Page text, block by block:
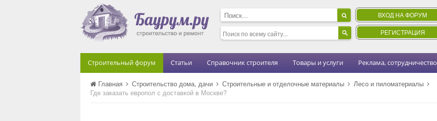
ВХОД НА ФОРУМ
РЕГИСТРАЦИЯ
Строительный форум Статьи Справочник строителя Товары и услуги Реклама, сотрудничество
Главная Строительство дома, дачи Строительные и отделочные материалы
Лесо и пиломатериалы
Где заказать европол с доставкой в Москве?